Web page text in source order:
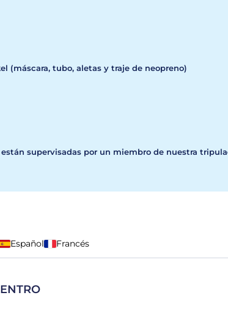
(máscara, tubo, aletas y traje de neopreno)
están supervisadas por un miembro de nuestra
Español Francés